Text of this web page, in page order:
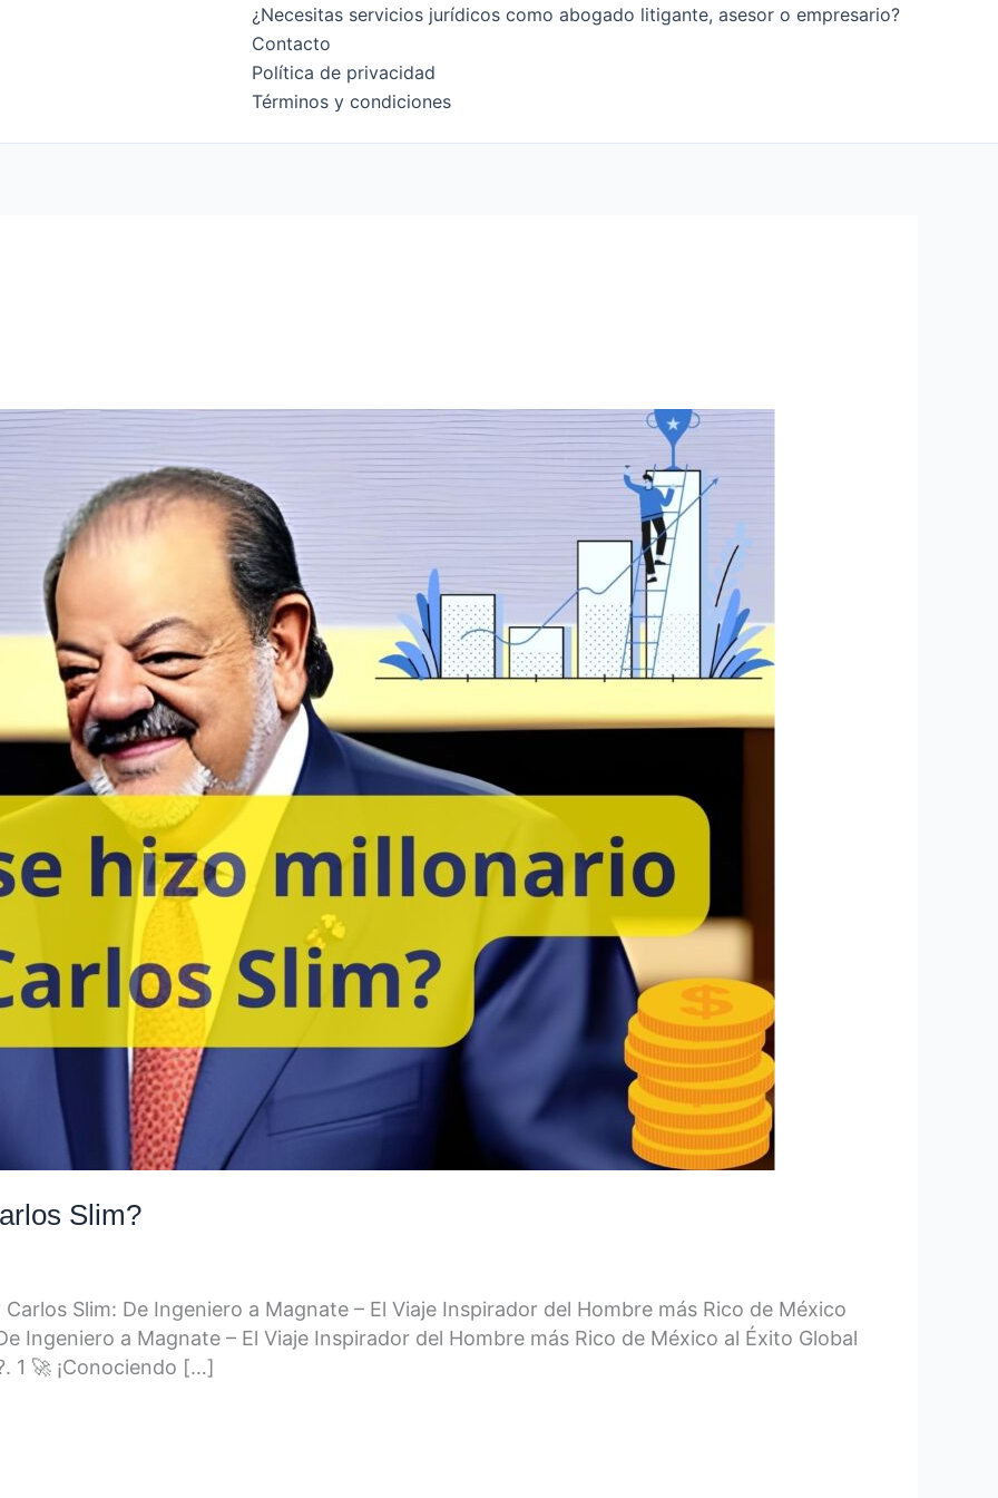
¿Necesitas servicios jurídicos como abogado litigante, asesor o empresario?
Contacto
Política de privacidad
Términos y condiciones
Slim?
Slim: De Ingeniero a Magnate – El Viaje Inspirador del Hombre más Rico de México
Ingeniero a Magnate – El Viaje Inspirador del Hombre más Rico de México al Éxito Global
1 🚀 ¡Conociendo […]